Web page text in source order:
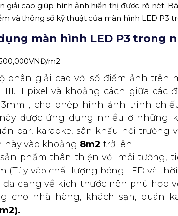
giải cao giúp hình ảnh hiển thị được rõ nét.
và thông số kỹ thuật của màn hình LED P3
màn hình LED P3 trong
m2
phân giải cao với số điểm ảnh trên
pixel và khoảng cách giữa
, cho phép hình ảnh trình
được ứng dụng nhiều ở những
bar, karaoke, sân khấu hội trường
này vào khoảng 8m2 trở lên.
phẩm thân thiện với môi tường,
(Tùy vào chất lượng bóng LED và
đa dạng về kích thước nên phù hợp
cho nhà hàng, khách sạn, quán